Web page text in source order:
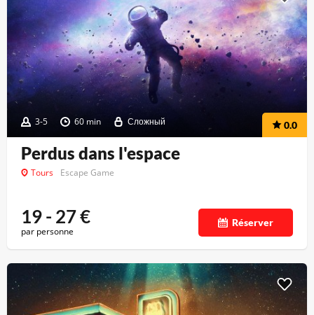
3-5 60 min Сложный 0.0
Perdus dans l'espace
Tours Escape Game
19 - 27€
par personne
Réserver